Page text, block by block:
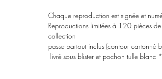
* Reproductions limitées à 120 pièces de
collection
* livré sous blister et pochon tulle blanc